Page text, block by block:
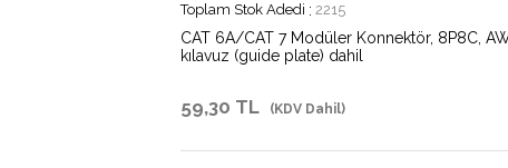
Toplam Stok Adedi : 2215
CAT 6A/CAT 7 Modüler Konnektör, 8P8C,
kılavuz (guide plate) dahil
59,30 TL (KDV Dahil)